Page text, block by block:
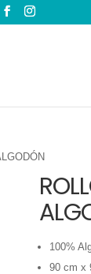
100%
90 cm x